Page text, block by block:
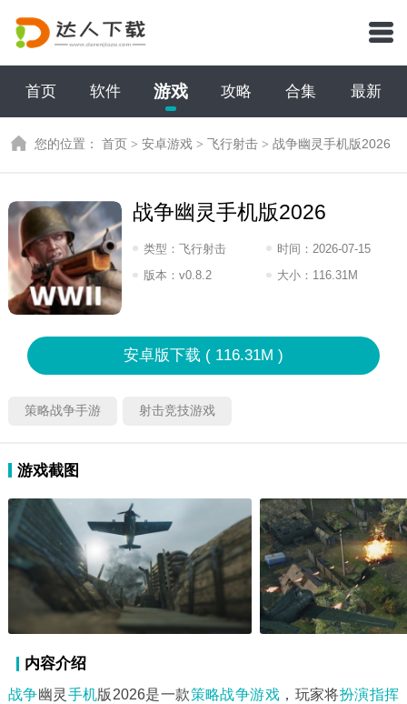
首页 软件 游戏 攻略 合集 最新
您的位置：首页 >安卓游戏 >飞行射击 >战争幽灵手机版2026
战争幽灵手机版2026
类型：飞行射击 时间： 2026-07-15
17:2026
版本：v0.8.2 大小： 116.31M
安卓版下载 ( 116.31M )
策略战争手游 射击竞技游戏
游戏截图
内容介绍
战争幽灵 手机版2026是一款策略战争游戏 ，玩家将扮演指挥